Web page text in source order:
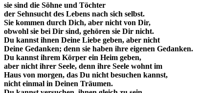
sie sind die Söhne und Töchter
der Sehnsucht des Lebens nach sich selbst.
Sie kommen durch Dich, aber nicht von Dir,
obwohl sie bei Dir sind, gehören sie Dir nicht.
Du kannst ihnen Deine Liebe geben, aber nicht
Deine Gedanken; denn sie haben ihre eigenen Gedanken.
Du kannst ihrem Körper ein Heim geben,
aber nicht ihrer Seele, denn ihre Seele wohnt im
Haus von morgen, das Du nicht besuchen kannst,
nicht einmal in Deinen Träumen.